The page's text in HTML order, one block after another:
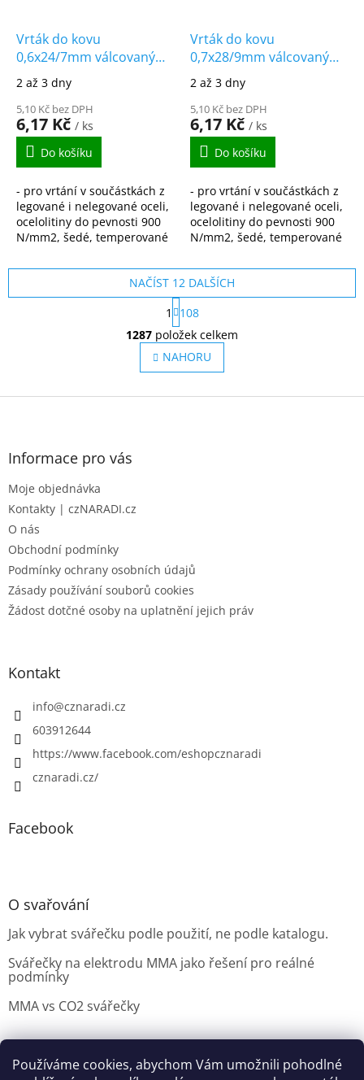
Používáme cookies, abychom Vám umožnili pohodlné
Vrták do kovu
0,6x24/7mm válcovaný
HSS-R DIN338
2 až 3 dny
5,10 Kč bez DPH
6,17 Kč / ks
Do košíku
- pro vrtání v součástkách z
legované i nelegované oceli,
ocelolitiny do pevnosti 900
N/mm2, šedé, temperované
hliníkové slitiny s krátkou...
Vrták do kovu
0,7x28/9mm válcovaný
HSS-R DIN338
2 až 3 dny
5,10 Kč bez DPH
6,17 Kč / ks
Do košíku
- pro vrtání v součástkách z
legované i nelegované oceli,
ocelolitiny do pevnosti 900
N/mm2, šedé, temperované
hliníkové slitiny s krátkou...
O
v
l
á
i
s
u
NAČÍST 12 DALŠÍCH
S
t
r
á
n
k
v
1
108
1287 položek celkem
NAHORU
Z
Informace pro vás
Moje objednávka
Kontakty | czNARADI.cz
O nás
Obchodní podmínky
Podmínky ochrany osobních údajů
Zásady používání souborů cookies
Žádost dotčné osoby na uplatnění jejich práv
Kontakt
info@cznaradi.cz
603912644
https://www.facebook.com/eshopcznaradi
cznaradi.cz/
Facebook
O svařování
Jak vybrat svářečku podle použití, ne podle katalogu.
Svářečky na elektrodu MMA jako řešení pro reálné
podmínky
MMA vs CO2 svářečky
Možnosti doručení Nakupovani Možností platby